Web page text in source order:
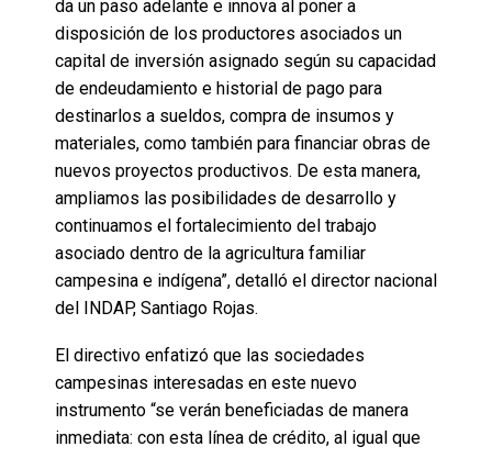
da un paso adelante e innova al poner a
disposición de los productores asociados un
capital de inversión asignado según su capacidad
de endeudamiento e historial de pago para
destinarlos a sueldos, compra de insumos y
materiales, como también para financiar obras de
nuevos proyectos productivos. De esta manera,
ampliamos las posibilidades de desarrollo y
continuamos el fortalecimiento del trabajo
asociado dentro de la agricultura familiar
campesina e indígena”, detalló el director nacional
del INDAP, Santiago Rojas.
El directivo enfatizó que las sociedades
campesinas interesadas en este nuevo
instrumento “se verán beneficiadas de manera
inmediata: con esta línea de crédito, al igual que